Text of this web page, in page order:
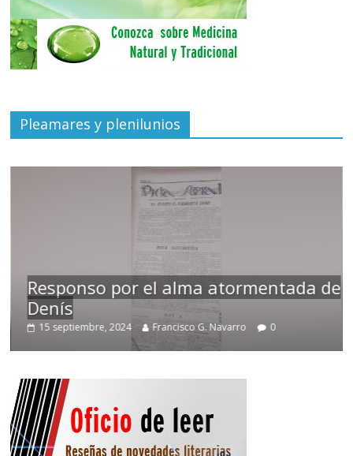
Pleamares y plenilunios
Responso por el alma atormentada de
Denís
15 septiembre, 2024 Francisco G. Navarro 0